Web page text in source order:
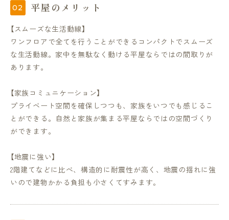
平屋のメリット
【スムーズな生活動線】
ワンフロアで全てを行うことができるコンパクトでスムーズ
な生活動線。家中を無駄なく動ける平屋ならではの間取りが
あります。
【家族コミュニケーション】
プライベート空間を確保しつつも、家族をいつでも感じるこ
とができる。自然と家族が集まる平屋ならではの空間づくり
ができます。
【地震に強い】
2階建てなどに比べ、構造的に耐震性が高く、地震の揺れに強
いので建物かかる負担も小さくてすみます。